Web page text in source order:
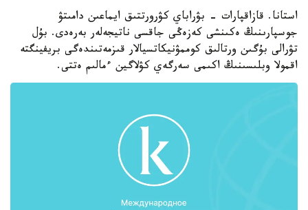
استانا. قازاقپارات - بۋراباي كۋرورتتىق ايماعىن دامىتۋ
جوسپارىنىڭ ەكىنشى كەزەڭى جاقسى ناتيجەلەر بەرەدى. بۇل
تۋرالى بۇگىن ورتالىق كوممۋنيكاتسيالار قىزمەتىندەگى بريفينگتە
اقمولا وبلىسىنىڭ اكىمى سەرگەي كۋلاگين ءمالىم ەتتى.